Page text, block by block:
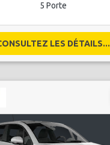
5 Porte
LES DÉTAILS...